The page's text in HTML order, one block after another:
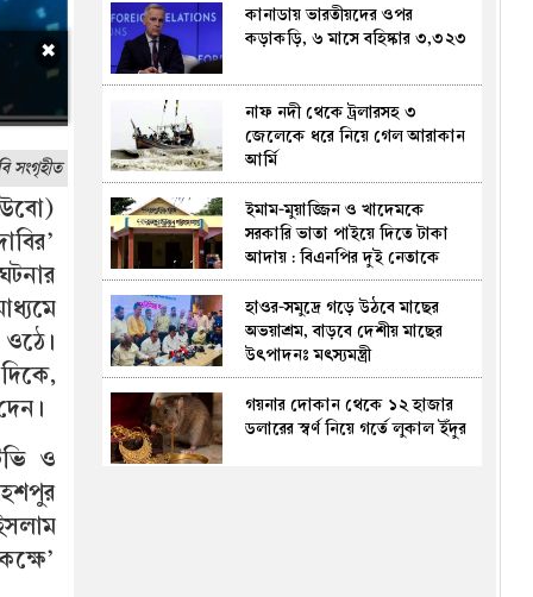
✖
সংগৃহীত
ও
কানাডায় ভারতীয়দের ওপর
কড়াকড়ি, ৬ মাসে বহিষ্কার ৩,৩২৩
নাফ নদী থেকে ট্রলারসহ ৩
জেলেকে ধরে নিয়ে গেল আরাকান
আর্মি
ইমাম-মুয়াজ্জিন ও খাদেমকে
সরকারি ভাতা পাইয়ে দিতে টাকা
আদায় : বিএনপির দুই নেতাকে
অব্যহতি
হাওর-সমুদ্রে গড়ে উঠবে মাছের
অভয়াশ্রম, বাড়বে দেশীয় মাছের
উৎপাদনঃ মৎস্যমন্ত্রী
গয়নার দোকান থেকে ১২ হাজার
ডলারের স্বর্ণ নিয়ে গর্তে লুকাল ইঁদুর